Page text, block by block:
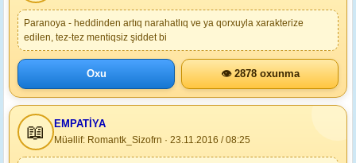
Paranoya - heddinden artıq narahatlıq ve ya qorxuyla xarakterize
edilen, tez-tez mentiqsiz şiddet bi
Oxu 👁 2878 oxunma
📖 EMPATİYA
Müəllif: Romantk_Sizofrn · 23.11.2016 / 08:25